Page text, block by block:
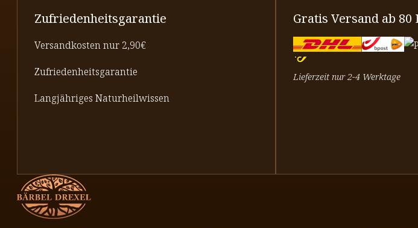
Zufriedenheitsgarantie
Versandkosten nur 2,90€
Zufriedenheitsgarantie
Langjähriges Naturheilwissen
Gratis Versand ab 80
Lieferzeit nur 2-4 Werktage